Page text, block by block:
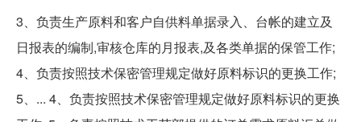
3、负责生产原料和客户自供料单据录入、台帐的建立及
日报表的编制,审核仓库的月报表,及各类单据的保管工作;
4、负责按照技术保密管理规定做好原料标识的更换工作;
5、... 4、负责按照技术保密管理规定做好原料标识的更换